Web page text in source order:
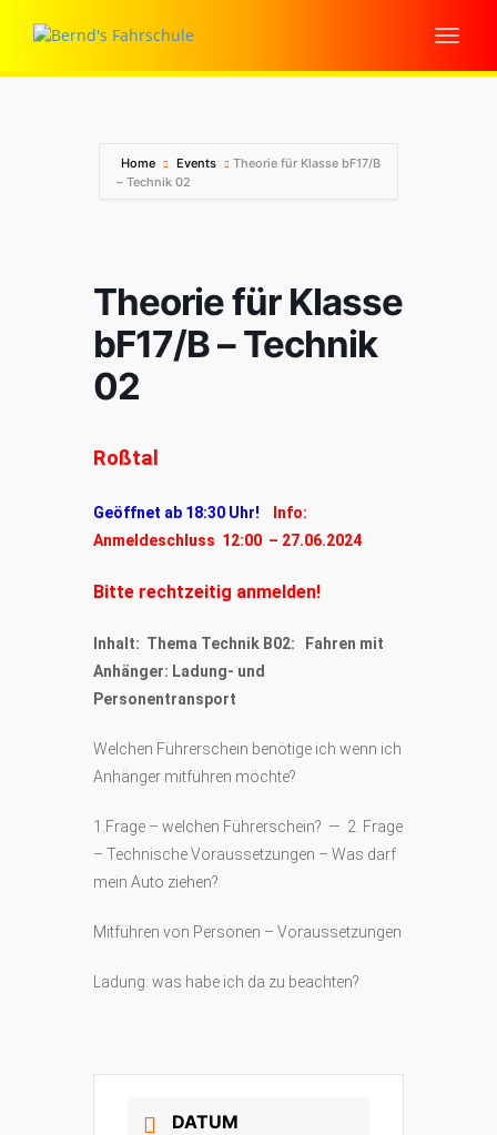
Home Events
Theorie für Klasse bF17/B
– Technik 02
Theorie für Klasse
bF17/B – Technik
02
Roßtal
Geöffnet ab 18:30 Uhr!
Info:
Anmeldeschluss 12:00 – 27.06.2024
Bitte rechtzeitig anmelden!
Inhalt: Thema Technik B02: Fahren mit
Anhänger: Ladung- und
Personentransport
Welchen Führerschein benötige ich wenn ich
Anhänger mitführen möchte?
1.Frage – welchen Führerschein? — 2. Frage
– Technische Voraussetzungen – Was darf
mein Auto ziehen?
Mitführen von Personen – Voraussetzungen
Ladung: was habe ich da zu beachten?
DATUM